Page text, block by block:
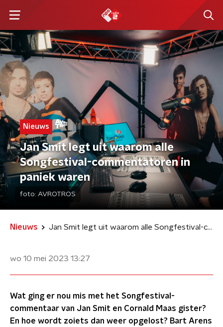
Nieuws
Jan Smit legt uit waarom alle
Songfestival-commentatoren in
paniek waren
foto: AVROTROS
Nieuws Jan Smit legt uit waarom alle Songfestival-commentatoren in paniek waren
wo 10 mei 2023 13:27
Wat ging er nou mis met het Songfestival-
commentaar van Jan Smit en Cornald Maas gister?
En hoe wordt zoiets dan weer opgelost? Bart Arens